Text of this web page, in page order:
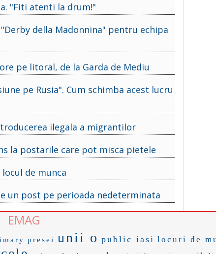
"Fiti atenti la drum!"
della Madonnina" pentru echipa
pe litoral, de la Garda de Mediu
pe Rusia". Cum schimba acest lucru
ilegala a migrantilor
la postarile care pot misca pietele
de munca
un post pe perioada nedeterminata
EMAG
presei unii o public iasi locuri de